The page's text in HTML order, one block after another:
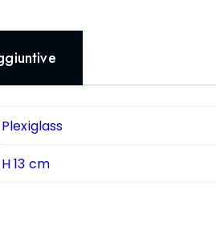
Plexiglass
H 13 cm